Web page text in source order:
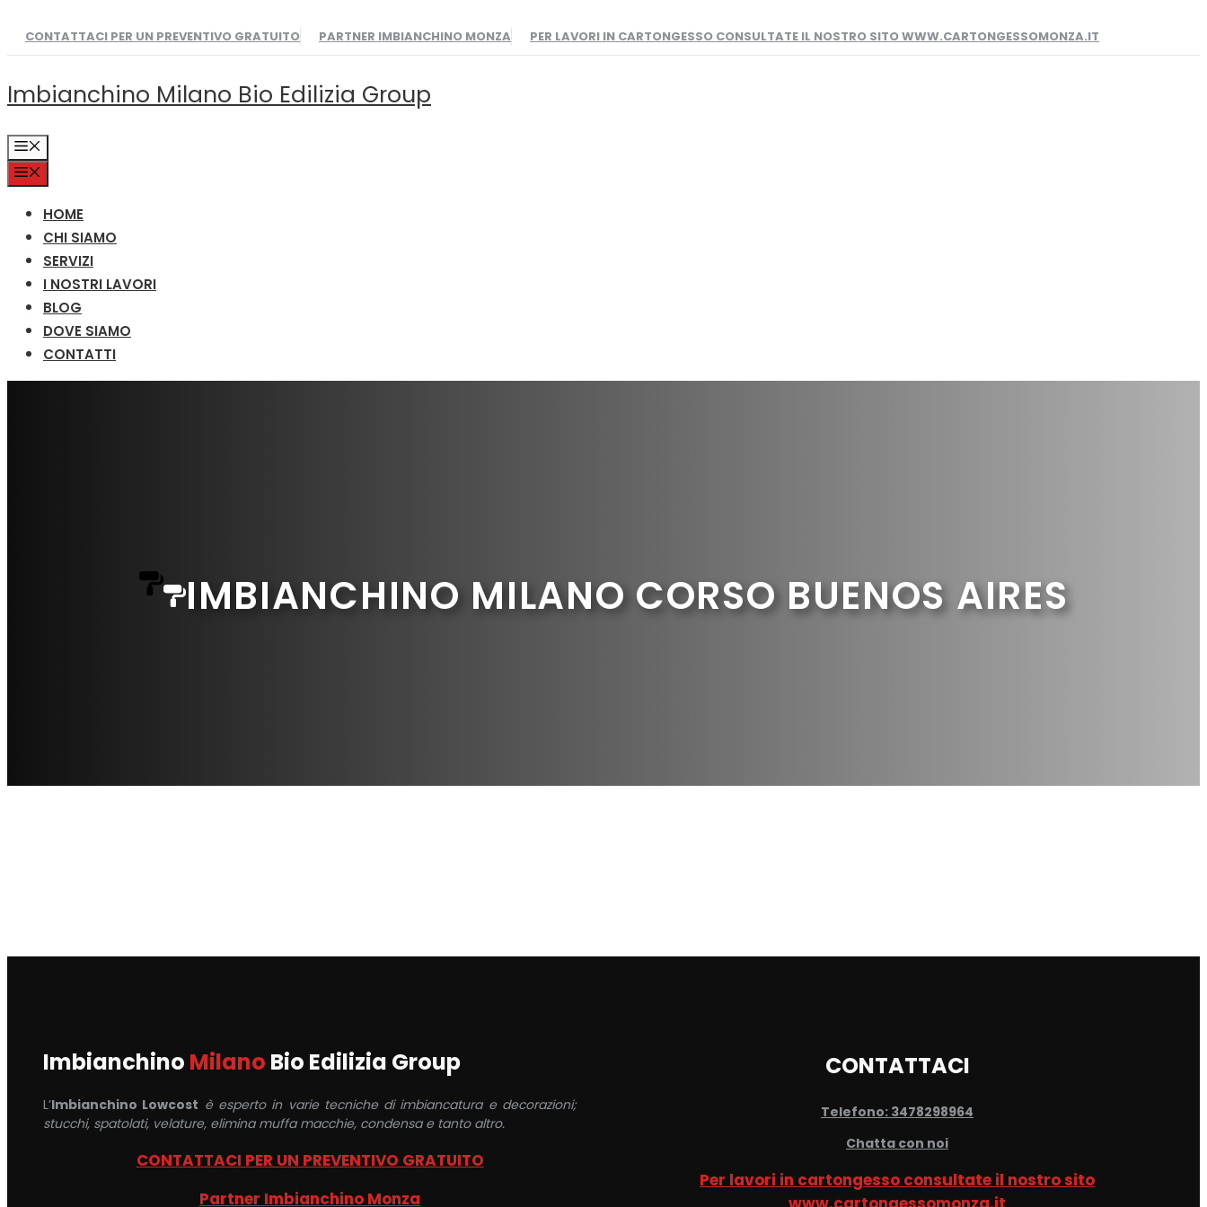
CONTATTACI PER UN PREVENTIVO GRATUITO PARTNER IMBIANCHINO MONZA PER LAVORI IN CARTONGESSO CONSULTATE IL NOSTRO SITO WWW.CARTONGESSOMONZA.IT
Imbianchino Milano Bio Edilizia Group
HOME
CHI SIAMO
SERVIZI
I NOSTRI LAVORI
BLOG
DOVE SIAMO
CONTATTI
IMBIANCHINO MILANO CORSO BUENOS AIRES
Imbianchino Milano Bio Edilizia Group
L’Imbianchino Lowcost è esperto in varie tecniche di imbiancatura e decorazioni;
stucchi, spatolati, velature, elimina muffa macchie, condensa e tanto altro.
CONTATTACI PER UN PREVENTIVO GRATUITO
Partner Imbianchino Monza
CONTATTACI
Telefono: 3478298964
Chatta con noi
Per lavori in cartongesso consultate il nostro sito